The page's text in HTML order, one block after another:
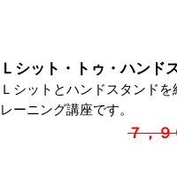
Ｌシット・トゥ・ハンド
Ｌシットとハンドスタンド
レーニング講座です。
７，９